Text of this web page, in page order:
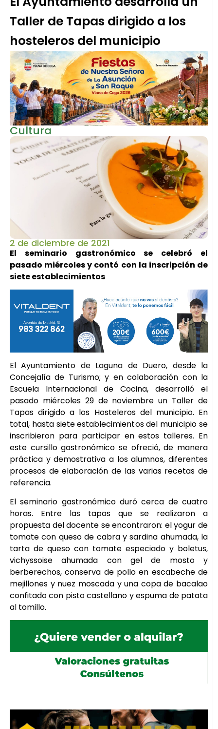
Taller de Tapas dirigido a los
hosteleros del municipio
Cultura
2 de diciembre de 2021
El seminario gastronómico se celebró el
pasado miércoles y contó con la inscripción de
siete establecimientos
El Ayuntamiento de Laguna de Duero, desde la
Concejalía de Turismo; y en colaboración con la
Escuela Internacional de Cocina, desarrolló el
pasado miércoles 29 de noviembre un Taller de
Tapas dirigido a los Hosteleros del municipio. En
total, hasta siete establecimientos del municipio se
inscribieron para participar en estos talleres. En
este cursillo gastronómico se ofreció, de manera
práctica y demostrativa a los alumnos, diferentes
procesos de elaboración de las varias recetas de
referencia.
El seminario gastronómico duró cerca de cuatro
horas. Entre las tapas que se realizaron a
propuesta del docente se encontraron: el yogur de
tomate con queso de cabra y sardina ahumada, la
tarta de queso con tomate especiado y boletus,
vichyssoise ahumada con gel de mosto y
berberechos, conserva de pollo en escabeche de
mejillones y nuez moscada y una copa de bacalao
confitado con pisto castellano y espuma de patata
al tomillo.